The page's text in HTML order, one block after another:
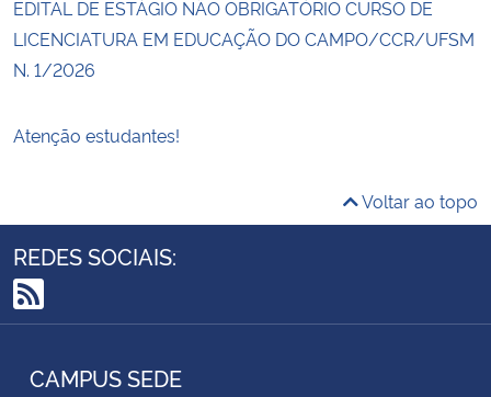
EDITAL DE ESTÁGIO NÃO OBRIGATÓRIO CURSO DE
LICENCIATURA EM EDUCAÇÃO DO CAMPO/CCR/UFSM
N. 1/2026
Atenção estudantes!
Voltar ao topo
REDES SOCIAIS:
RSS
CAMPUS SEDE